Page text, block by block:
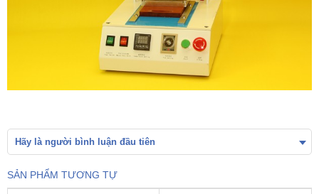
Hãy là người bình luận đầu tiên
SẢN PHẨM TƯƠNG TỰ